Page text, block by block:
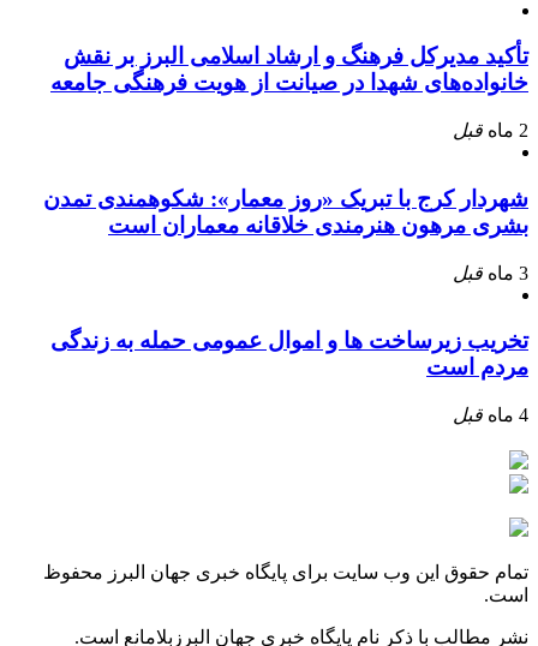
تأکید مدیرکل فرهنگ و ارشاد اسلامی البرز بر نقش
خانواده‌های شهدا در صیانت از هویت فرهنگی جامعه
2 ماه قبل
شهردار کرج با تبریک «روز معمار»: شکوهمندی تمدن
بشری مرهون هنرمندی خلاقانه معماران است
3 ماه قبل
تخریب زیرساخت ها و اموال عمومی حمله به زندگی
مردم است
4 ماه قبل
تمام حقوق این وب سایت برای پایگاه خبری جهان البرز محفوظ
است.
نشر مطالب با ذکر نام پایگاه خبری جهان البرزبلامانع است.